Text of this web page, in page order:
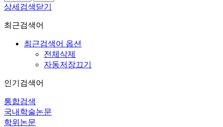
상세검색닫기
최근검색어
최근검색어 옵션
전체삭제
자동저장끄기
인기검색어
통합검색
국내학술논문
학위논문